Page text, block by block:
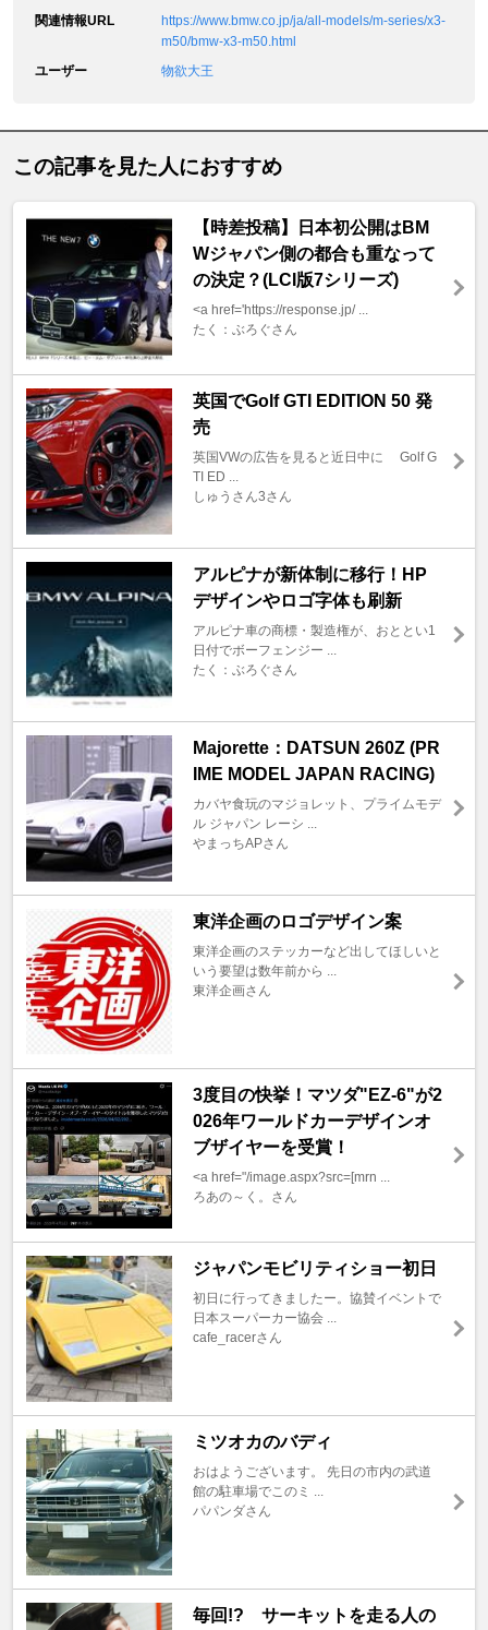
関連情報URL
https://www.bmw.co.jp/ja/all-models/m-series/x3-
m50/bmw-x3-m50.html
ユーザー
物欲大王
この記事を見た人におすすめ
【時差投稿】日本初公開はBM
Wジャパン側の都合も重なって
の決定？(LCI版7シリーズ)
<a href='https://response.jp/ ...
たく：ぶろぐさん
英国でGolf GTI EDITION 50 発
売
英国VWの広告を見ると近日中に Golf G
TI ED ...
しゅうさん3さん
アルピナが新体制に移行！HP
デザインやロゴ字体も刷新
アルピナ車の商標・製造権が、おととい1
日付でボーフェンジー ...
たく：ぶろぐさん
Majorette：DATSUN 260Z (PR
IME MODEL JAPAN RACING)
カバヤ食玩のマジョレット、プライムモデ
ル ジャパン レーシ ...
やまっちAPさん
東洋企画のロゴデザイン案
東洋企画のステッカーなど出してほしいと
いう要望は数年前から ...
東洋企画さん
3度目の快挙！マツダ"EZ-6"が2
026年ワールドカーデザインオ
ブザイヤーを受賞！
<a href="/image.aspx?src=[mrn ...
ろあの～く。さん
ジャパンモビリティショー初日
初日に行ってきましたー。協賛イベントで
日本スーパーカー協会 ...
cafe_racerさん
ミツオカのバディ
おはようございます。 先日の市内の武道
館の駐車場でこのミ ...
パパンダさん
毎回!? サーキットを走る人の